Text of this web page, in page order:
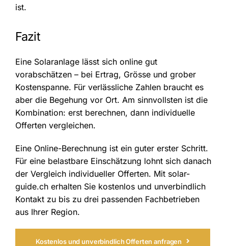
ist.
Fazit
Eine Solaranlage lässt sich online gut
vorabschätzen – bei Ertrag, Grösse und grober
Kostenspanne. Für verlässliche Zahlen braucht es
aber die Begehung vor Ort. Am sinnvollsten ist die
Kombination: erst berechnen, dann individuelle
Offerten vergleichen.
Eine Online-Berechnung ist ein guter erster Schritt.
Für eine belastbare Einschätzung lohnt sich danach
der Vergleich individueller Offerten. Mit solar-
guide.ch erhalten Sie kostenlos und unverbindlich
Kontakt zu bis zu drei passenden Fachbetrieben
aus Ihrer Region.
Kostenlos und unverbindlich Offerten anfragen